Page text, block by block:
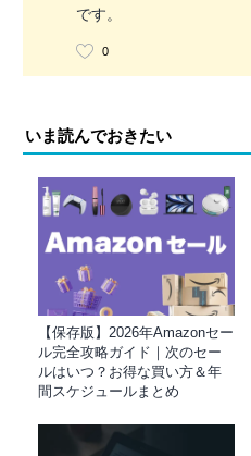
です。
0
いま読んでおきたい
【保存版】2026年Amazonセー
ル完全攻略ガイド｜次のセー
ルはいつ？お得な買い方＆年
間スケジュールまとめ